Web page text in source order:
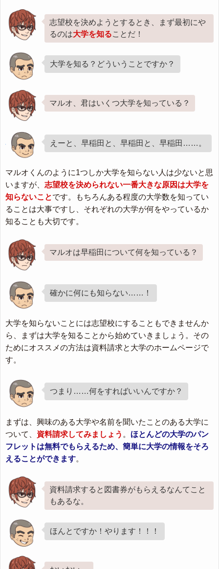
志望校を決めようとするとき、まず最初にや
るのは大学を知ることだ！
大学を知る？どういうことですか？
マルオ、君はいくつ大学を知っている？
えーと、早稲田と、早稲田と、早稲田……。
マルオくんのように1つしか大学を知らない人は少ないと思
いますが、 志望校を決められない一番大きな原因は大学を
知らないことです。もちろんある程度の大学数を知ってい
ることは大事ですし、それぞれの大学が何をやっているか
知ることも大切です。
マルオは早稲田について何を知っている？
確かに何にも知らない……！
大学を知らないことには志望校にすることもできませんか
ら、まずは大学を知ることから始めていきましょう。その
ためにオススメの方法は資料請求と大学のホームページで
す。
つまり……何をすればいいんですか？
まずは、興味のある大学や名前を聞いたことのある大学に
ついて、 資料請求してみましょう 。 ほとんどの大学のパン
フレットは無料でもらえるため、簡単に大学の情報をそろ
えることができます。
資料請求すると図書券がもらえるなんてこと
もあるな。
ほんとですか！やります！！！